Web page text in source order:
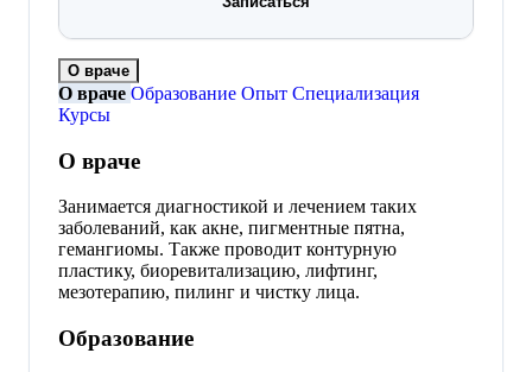
О враче
О враче Образование Опыт Специализация
Курсы
О враче
Занимается диагностикой и лечением таких
заболеваний, как акне, пигментные пятна,
гемангиомы. Также проводит контурную
пластику, биоревитализацию, лифтинг,
мезотерапию, пилинг и чистку лица.
Образование